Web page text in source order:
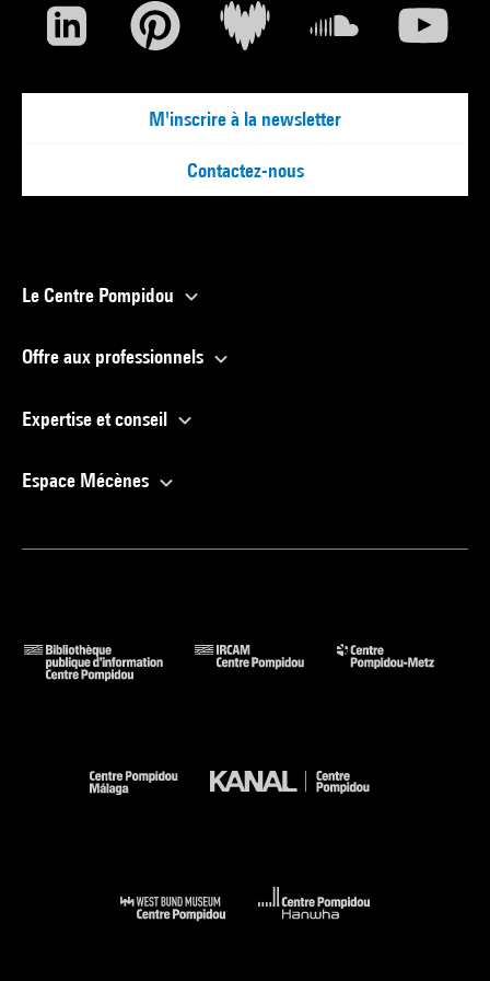
Voir la notice sur le portail de la Bibliothèque Kandinsky
M'inscrire à la newsletter
Contactez-nous
Le Centre Pompidou
Offre aux professionnels
Expertise et conseil
Espace Mécènes